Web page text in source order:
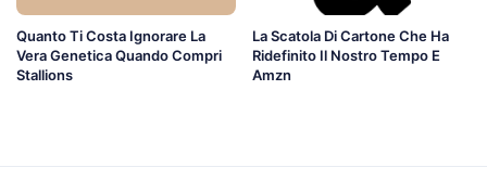
Quanto Ti Costa Ignorare La
Vera Genetica Quando Compri
Stallions
La Scatola Di Cartone Che Ha
Ridefinito Il Nostro Tempo E
Amzn